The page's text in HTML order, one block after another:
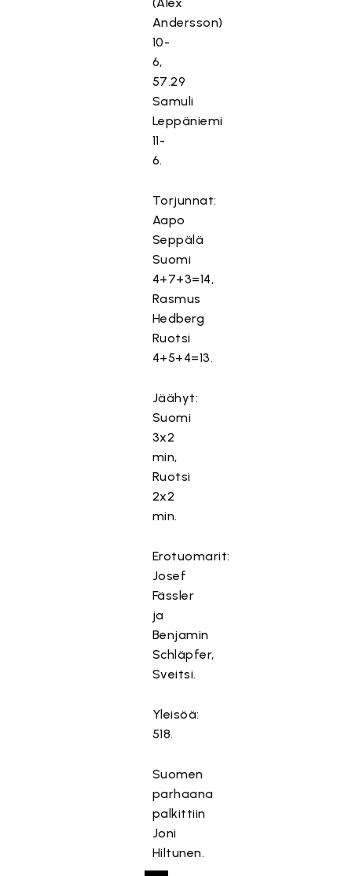
Andersson)
10-
6,
57.29
Samuli
Leppäniemi
11-
6.
Torjunnat:
Aapo
Seppälä
Suomi
4+7+3=14,
Rasmus
Hedberg
Ruotsi
4+5+4=13.
Jäähyt:
Suomi
3x2
min,
Ruotsi
2x2
min.
Erotuomarit:
Josef
Fässler
ja
Benjamin
Schläpfer,
Sveitsi.
Yleisöä:
518.
Suomen
parhaana
palkittiin
Joni
Hiltunen.
ä
m
ä
s
ä
l
ö
o
n
e
s
t
y
,
o
s
k
a
s